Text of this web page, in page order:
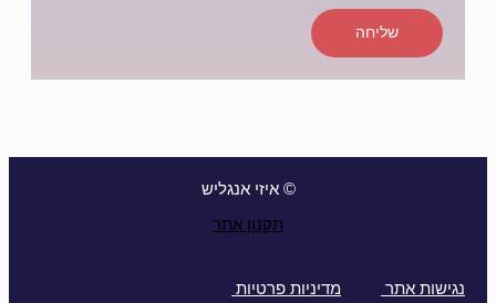
שליחה
© איזי אנגליש
תקנון אתר
נגישות אתר מדיניות פרטיות